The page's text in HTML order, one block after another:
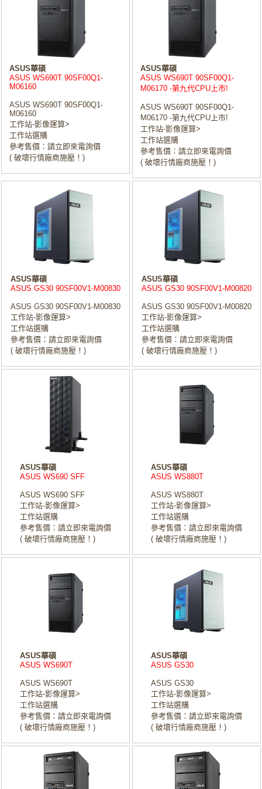
ASUS華碩
ASUS WS690T 90SF00Q1-
M06160
ASUS WS690T 90SF00Q1-
M06160
工作站-影像運算>
工作站選購
參考售價：請立即來電詢價
( 破壞行情廠商施壓！)
ASUS華碩
ASUS WS690T 90SF00Q1-
M06170 -第九代CPU上市!
ASUS WS690T 90SF00Q1-
M06170 -第九代CPU上市!
工作站-影像運算>
工作站選購
參考售價：請立即來電詢價
( 破壞行情廠商施壓！)
ASUS華碩
ASUS GS30 90SF00V1-M00830
ASUS GS30 90SF00V1-M00830
工作站-影像運算>
工作站選購
參考售價：請立即來電詢價
( 破壞行情廠商施壓！)
ASUS華碩
ASUS GS30 90SF00V1-M00820
ASUS GS30 90SF00V1-M00820
工作站-影像運算>
工作站選購
參考售價：請立即來電詢價
( 破壞行情廠商施壓！)
ASUS華碩
ASUS WS690 SFF
ASUS WS690 SFF
工作站-影像運算>
工作站選購
參考售價：請立即來電詢價
( 破壞行情廠商施壓！)
ASUS華碩
ASUS WS880T
ASUS WS880T
工作站-影像運算>
工作站選購
參考售價：請立即來電詢價
( 破壞行情廠商施壓！)
ASUS華碩
ASUS WS690T
ASUS WS690T
工作站-影像運算>
工作站選購
參考售價：請立即來電詢價
( 破壞行情廠商施壓！)
ASUS華碩
ASUS GS30
ASUS GS30
工作站-影像運算>
工作站選購
參考售價：請立即來電詢價
( 破壞行情廠商施壓！)